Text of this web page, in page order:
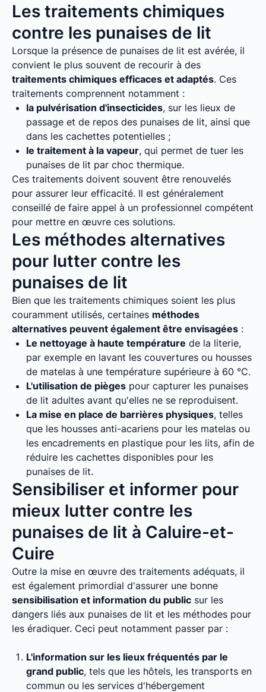
Les traitements chimiques
contre les punaises de lit
Lorsque la présence de punaises de lit est avérée, il
convient le plus souvent de recourir à des
traitements chimiques efficaces et adaptés. Ces
traitements comprennent notamment :
la pulvérisation d'insecticides, sur les lieux de
passage et de repos des punaises de lit, ainsi que
dans les cachettes potentielles ;
le traitement à la vapeur, qui permet de tuer les
punaises de lit par choc thermique.
Ces traitements doivent souvent être renouvelés
pour assurer leur efficacité. Il est généralement
conseillé de faire appel à un professionnel compétent
pour mettre en œuvre ces solutions.
Les méthodes alternatives
pour lutter contre les
punaises de lit
Bien que les traitements chimiques soient les plus
couramment utilisés, certaines méthodes
alternatives peuvent également être envisagées :
Le nettoyage à haute température de la literie,
par exemple en lavant les couvertures ou housses
de matelas à une température supérieure à 60 °C.
L'utilisation de pièges pour capturer les punaises
de lit adultes avant qu'elles ne se reproduisent.
La mise en place de barrières physiques, telles
que les housses anti-acariens pour les matelas ou
les encadrements en plastique pour les lits, afin de
réduire les cachettes disponibles pour les
punaises de lit.
Sensibiliser et informer pour
mieux lutter contre les
punaises de lit à Caluire-et-
Cuire
Outre la mise en œuvre des traitements adéquats, il
est également primordial d'assurer une bonne
sensibilisation et information du public sur les
dangers liés aux punaises de lit et les méthodes pour
les éradiquer. Ceci peut notamment passer par :
L'information sur les lieux fréquentés par le
grand public, tels que les hôtels, les transports en
commun ou les services d'hébergement